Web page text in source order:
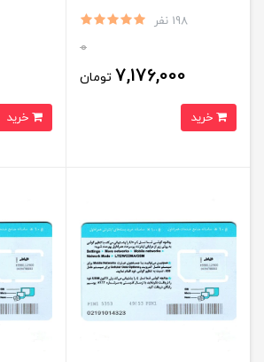
198 نفر
0
7,176,000 تومان